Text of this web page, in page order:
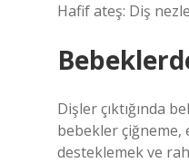
Hafif ateş: Diş
Dişler çıktığında
bebekler çiğneme,
desteklemek ve